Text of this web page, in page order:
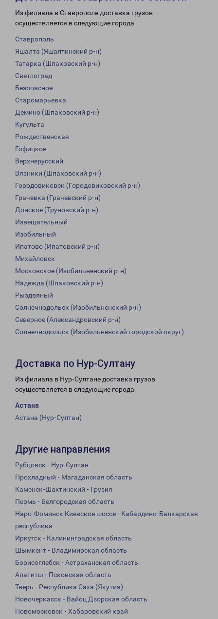
Из филиала в Ставрополе доставка грузов
осуществляется в следующие города:
Ставрополь
Яшалта (Яшалтинский р-н)
Татарка (Шпаковский р-н)
Светлоград
Безопасное
Старомарьевка
Демино (Шпаковский р-н)
Кугульта
Рождественская
Гофицкое
Верхнерусский
Вязники (Шпаковский р-н)
Городовиковск (Городовиковский р-н)
Грачевка (Грачевский р-н)
Донское (Труновский р-н)
Извещательный
Изобильный
Ипатово (Ипатовский р-н)
Михайловск
Московское (Изобильненский р-н)
Надежда (Шпаковский р-н)
Рыздвяный
Солнечнодольск (Изобильненский р-н)
Северное (Александровский р-н)
Солнечнодольск (Изобильненский городской округ)
Доставка по Нур-Султану
Из филиала в Нур-Султане доставка грузов
осуществляется в следующие города:
Астана
Астана (Нур-Султан)
Другие направления
Рубцовск - Нур-Султан
Прохладный - Магаданская область
Каменск-Шахтинский - Грузия
Пермь - Белгородская область
Наро-Фоминск Киевское шоссе - Кабардино-Балкарская
республика
Иркутск - Калининградская область
Шымкент - Владимирская область
Борисоглебск - Астраханская область
Апатиты - Псковская область
Тверь - Республика Саха (Якутия)
Новочеркасск - Вайоц Дзорская область
Новомосковск - Хабаровский край